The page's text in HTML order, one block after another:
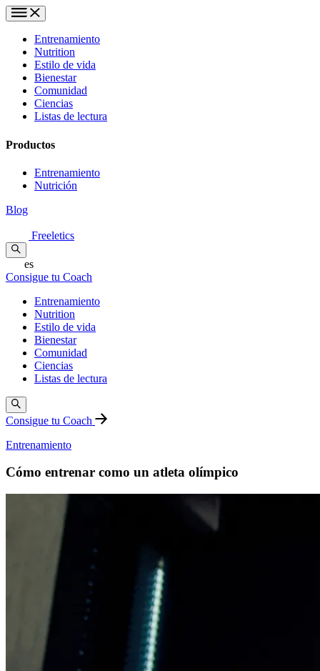
Entrenamiento
Nutrition
Estilo de vida
Bienestar
Comunidad
Ciencias
Listas de lectura
Productos
Entrenamiento
Nutrición
Blog
Freeletics
es
Consigue tu Coach
Entrenamiento
Nutrition
Estilo de vida
Bienestar
Comunidad
Ciencias
Listas de lectura
Consigue tu Coach
Entrenamiento
Cómo entrenar como un atleta olímpico